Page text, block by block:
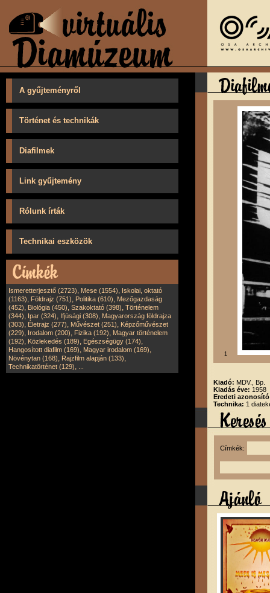
A gyűjteményről
Történet és technikák
Diafilmek
Link gyűjtemény
Rólunk írták
Technikai eszközök
Ismeretterjesztő (2723), Mese (1554), Iskolai, oktató
(1163), Földrajz (751), Politika (610), Mezőgazdaság
(452), Biológia (450), Szakoktató (398), Történelem
(344), Ipar (324), Ifjúsági (308), Magyarország földrajza
(303), Életrajz (277), Művészet (251), Képzőművészet
(229), Irodalom (200), Fizika (192), Magyar történelem
(192), Közlekedés (189), Egészségügy (174),
Hangosított diafilm (169), Magyar irodalom (169),
Növénytan (168), Rajzfilm alapján (133),
Technikatörténet (129),
1
Kiadó: MDV., Bp.
Kiadás éve: 1958
Eredeti
Technika: 1
Címkék: